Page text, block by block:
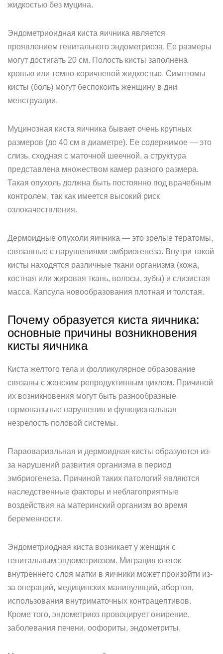
жидкостью без муцина.
Эндометриоидная киста яичника является
проявлением генитального эндометриоза. Ее размеры
могут достигать 20 см. Полость кисты заполнена
кровью или темно-коричневой жидкостью. Симптомы
кисты (боль) могут беспокоить женщину в дни
менструации.
Муцинозная киста яичника бывает очень крупных
размеров (до 40 см в диаметре). Ее содержимое — это
слизь, сходная с маточной шеечной, а структура
представлена множеством камер разного размера.
Такая опухоль должна быть постоянно под врачебным
контролем, так как имеется высокий риск
озлокачествления.
Дермоидные опухоли яичника — это зрелые тератомы,
связанные с нарушениями эмбриогенеза. Внутри такой
кисты находятся различные ткани организма (кожа,
костная или жировая ткань, волосы, зубы) и слизистая
масса. Капсула новообразования плотная и толстая.
Почему образуется киста яичника:
основные причины возникновения
кисты яичника
Киста желтого тела и фолликулярное образование
связаны с женским репродуктивным циклом. Причиной
их возникновения могут быть разнообразные
гормональные нарушения и функциональная
незрелость половой системы.
Параовариальная и дермоидная кисты образуются из-
за нарушений развития организма в период
эмбриогенеза. Причиной таких патологий являются
наследственные факторы и неблагоприятные
воздействия на материнский организм во время
беременности.
Эндометриодная киста возникает у женщин с
генитальным эндометриозом. Миграция клеток
внутреннего слоя матки в яичники может произойти из-
за операций, медицинских манипуляций, абортов,
использования внутриматочных контрацептивов.
Кроме того, эндометриоз провоцирует ожирение,
заболевания печени, оофориты, эндометриты.